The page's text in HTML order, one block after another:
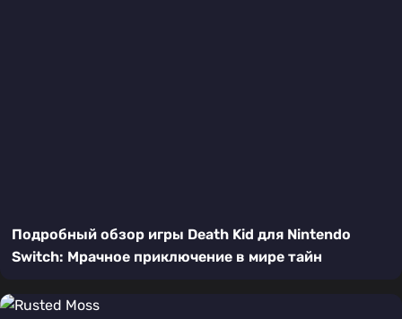
Подробный обзор игры Death Kid для Nintendo
Switch: Мрачное приключение в мире тайн